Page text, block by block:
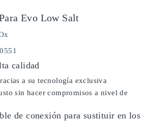
Evo Low Salt
calidad
a su tecnología exclusiva
sin hacer compromisos a nivel de
de conexión para sustituir en los